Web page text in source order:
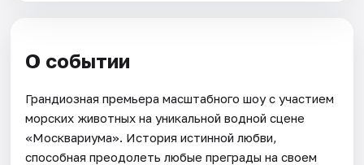
О событии
Грандиозная премьера масштабного шоу с участием
морских животных на уникальной водной сцене
«Москвариума». История истинной любви,
способная преодолеть любые преграды на своем